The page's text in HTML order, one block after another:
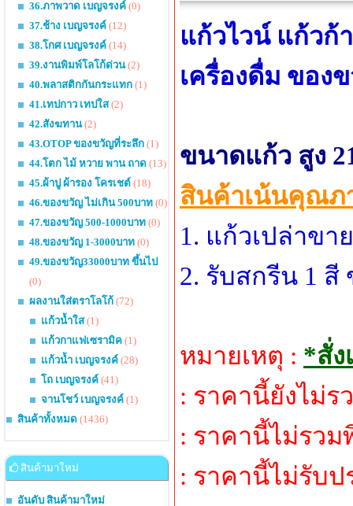
36.ภาพวาด เบญจรงค์ (0)
37.ช้าง เบญจรงค์ (12)
38.โกศ เบญจรงค์ (14)
39.งานพิมพ์โลโก้ด่วน(2)
40.พลาสติกกันกระแทก (1)
41.เทปกาว เทปใส(2)
42.สังฆทาน(2)
43.OTOP ของขวัญที่ระลึก (1)
44.โตก ไม้ หวาย พาน ถาด (13)
45.ผ้าปู ผ้ารอง โครเชต์ (18)
46.ของขวัญ ไม่เกิน 500บาท (0)
47.ของขวัญ 500-1000บาท (0)
48.ของขวัญ 1-3000บาท (0)
49.ของขวัญ33000บาท ขึ้นไป
(0)
ผลงานใส่ตราโลโก้ (72)
แก้วน้ำใส(1)
แก้วกาแฟเซรามิค (1)
แก้วน้ำ เบญจรงค์ (28)
โถ เบญจรงค์ (41)
จานโชว์ เบญจรงค์ (1)
สินค้าทั้งหมด (1436)
สินค้ามาใหม่
อันดับ สินค้ามาใหม่
แก้วไวน์ แก้วก้
เครื่องดื่ม ของ
ขนาดแก้ว สูง
สินค้าเน้นคุณภ
1. แก้วเปล่าขา
2. รับสกรีน 1 สี
หมายเหตุ : *สั่ง
: ราคานี้ยังไม่
: ราคานี้ไม่รว
: ราคานี้ไม่รับ